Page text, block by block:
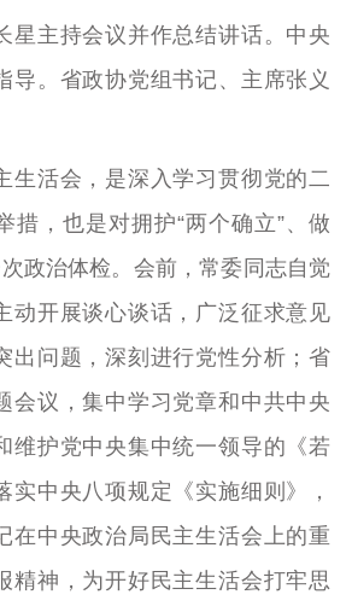
主持会议并作总结讲话。中央
导。省政协党组书记、主席张义
活会，是深入学习贯彻党的二
措，也是对拥护“两个确立”、做
政治体检。会前，常委同志自觉
动开展谈心谈话，广泛征求意见
出问题，深刻进行党性分析；省
会议，集中学习党章和中共中央
维护党中央集中统一领导的《若
实中央八项规定《实施细则》，
在中央政治局民主生活会上的重
精神，为开好民主生活会打牢思